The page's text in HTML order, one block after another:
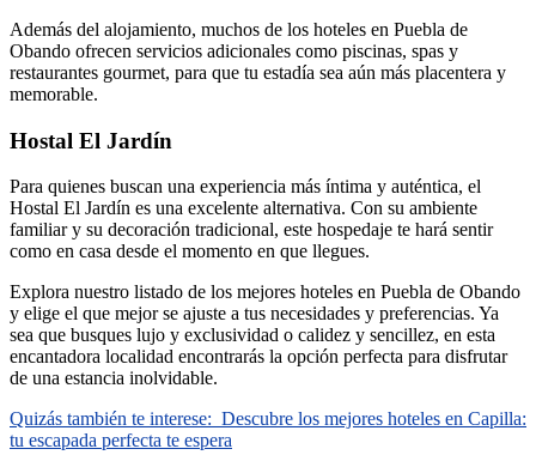
Además del alojamiento, muchos de los hoteles en Puebla de
Obando ofrecen servicios adicionales como piscinas, spas y
restaurantes gourmet, para que tu estadía sea aún más placentera y
memorable.
Hostal El Jardín
Para quienes buscan una experiencia más íntima y auténtica, el
Hostal El Jardín es una excelente alternativa. Con su ambiente
familiar y su decoración tradicional, este hospedaje te hará sentir
como en casa desde el momento en que llegues.
Explora nuestro listado de los mejores hoteles en Puebla de Obando
y elige el que mejor se ajuste a tus necesidades y preferencias. Ya
sea que busques lujo y exclusividad o calidez y sencillez, en esta
encantadora localidad encontrarás la opción perfecta para disfrutar
de una estancia inolvidable.
Quizás también te interese: Descubre los mejores hoteles en Capilla:
tu escapada perfecta te espera